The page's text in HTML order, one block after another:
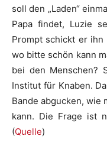
soll den „Laden“
Papa findet, Luzie
Prompt schickt er ihn
wo bitte schön kann
bei den Menschen?
Institut für Knaben.
Bande abgucken, wie
kann. Die Frage ist
(Quelle)